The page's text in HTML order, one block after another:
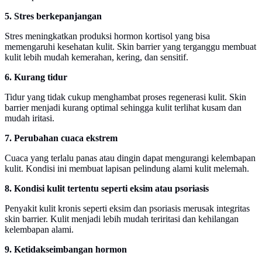
5. Stres berkepanjangan
Stres meningkatkan produksi hormon kortisol yang bisa
memengaruhi kesehatan kulit. Skin barrier yang terganggu membuat
kulit lebih mudah kemerahan, kering, dan sensitif.
6. Kurang tidur
Tidur yang tidak cukup menghambat proses regenerasi kulit. Skin
barrier menjadi kurang optimal sehingga kulit terlihat kusam dan
mudah iritasi.
7. Perubahan cuaca ekstrem
Cuaca yang terlalu panas atau dingin dapat mengurangi kelembapan
kulit. Kondisi ini membuat lapisan pelindung alami kulit melemah.
8. Kondisi kulit tertentu seperti eksim atau psoriasis
Penyakit kulit kronis seperti eksim dan psoriasis merusak integritas
skin barrier. Kulit menjadi lebih mudah teriritasi dan kehilangan
kelembapan alami.
9. Ketidakseimbangan hormon